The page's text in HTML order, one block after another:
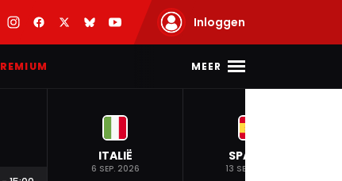
Inloggen
MEER
ITALIË
6 SEP. 2026
SPANJE
13 SEP. 2026